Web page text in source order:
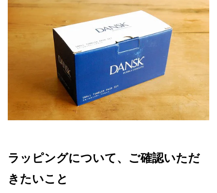
ラッピングについて、ご確認いただ
きたいこと